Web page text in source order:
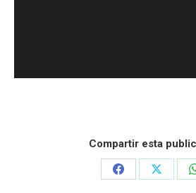
Compartir esta
Share
Share